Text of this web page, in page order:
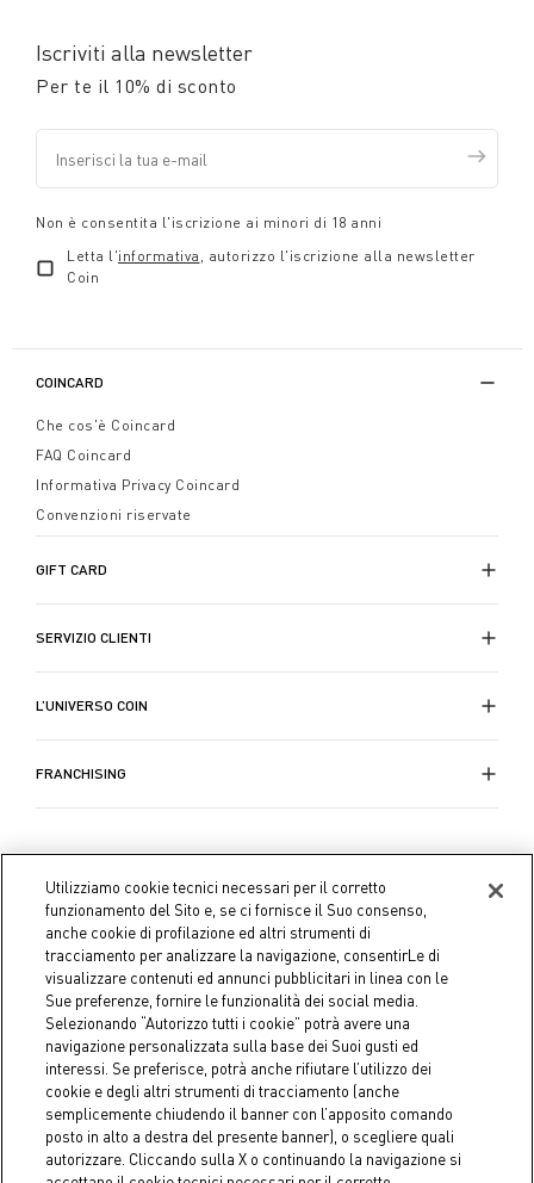
Iscriviti alla newsletter
Per te il 10% di sconto
Non è consentita l'iscrizione ai minori di 18 anni
Letta l'informativa , autorizzo l'iscrizione alla newsletter
Coin
COINCARD
Che cos'è Coincard
FAQ Coincard
Informativa Privacy Coincard
Convenzioni riservate
GIFT CARD
SERVIZIO CLIENTI
L’UNIVERSO COIN
FRANCHISING
Coin S.p.A. C.F./P.IVA 04391480276, capitale sociale 10.123.282,23
Euro i.v.
Utilizziamo cookie tecnici necessari per il corretto
funzionamento del Sito e, se ci fornisce il Suo consenso,
anche cookie di profilazione ed altri strumenti di
tracciamento per analizzare la navigazione, consentirLe di
visualizzare contenuti ed annunci pubblicitari in linea con le
Sue preferenze, fornire le funzionalità dei social media.
Selezionando “Autorizzo tutti i cookie” potrà avere una
navigazione personalizzata sulla base dei Suoi gusti ed
interessi. Se preferisce, potrà anche rifiutare l’utilizzo dei
cookie e degli altri strumenti di tracciamento (anche
semplicemente chiudendo il banner con l’apposito comando
posto in alto a destra del presente banner), o scegliere quali
autorizzare. Cliccando sulla X o continuando la navigazione si